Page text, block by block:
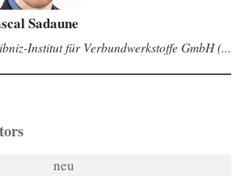
Sadaune
Institut für Verbundwerkstoffe GmbH (...
neu